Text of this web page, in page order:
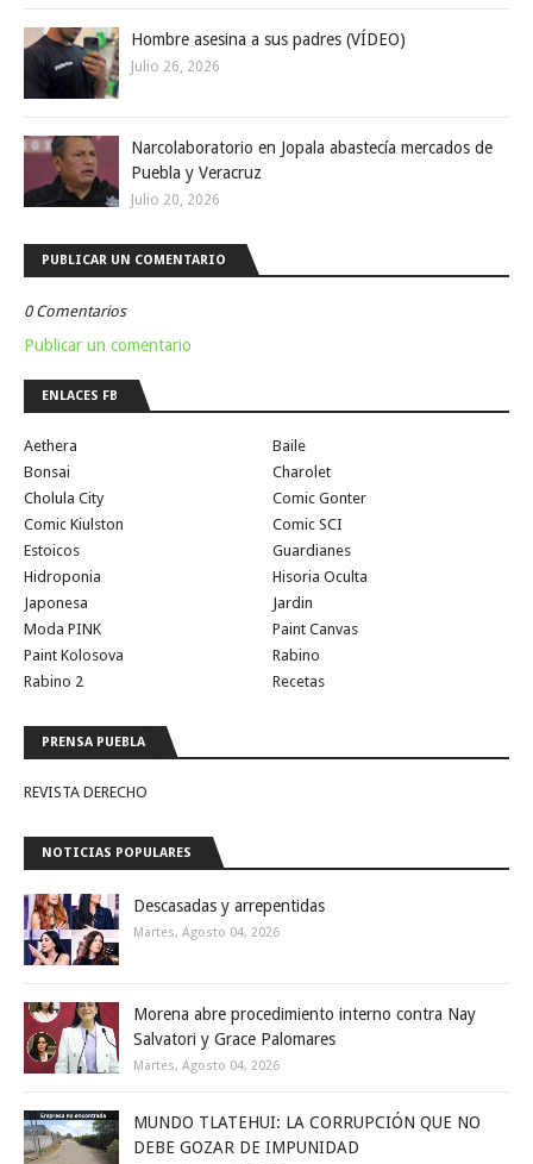
Hombre asesina a sus padres (VÍDEO)
Julio 26, 2026
Narcolaboratorio en Jopala abastecía mercados de
Puebla y Veracruz
Julio 20, 2026
PUBLICAR UN COMENTARIO
0 Comentarios
Publicar un comentario
ENLACES FB
Aethera
Baile
Bonsai
Charolet
Cholula City
Comic Gonter
Comic Kiulston
Comic SCI
Estoicos
Guardianes
Hidroponia
Hisoria Oculta
Japonesa
Jardin
Moda PINK
Paint Canvas
Paint Kolosova
Rabino
Rabino 2
Recetas
PRENSA PUEBLA
REVISTA DERECHO
NOTICIAS POPULARES
Descasadas y arrepentidas
Martes, Agosto 04, 2026
Morena abre procedimiento interno contra Nay
Salvatori y Grace Palomares
Martes, Agosto 04, 2026
MUNDO TLATEHUI: LA CORRUPCIÓN QUE NO
DEBE GOZAR DE IMPUNIDAD